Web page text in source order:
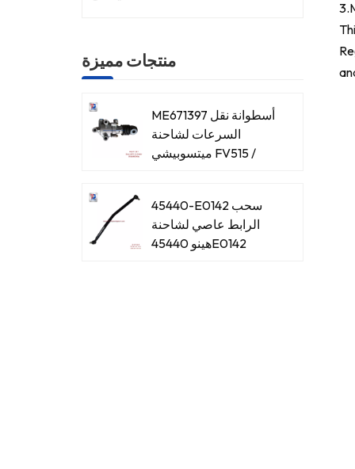
منتجات مميزة
ME671397 أسطوانة نقل
السرعات لشاحنة
ميتسوبيشي FV515 /
45440-E0142 سحب
الرابط عاصي لشاحنة
هينو 45440E0142